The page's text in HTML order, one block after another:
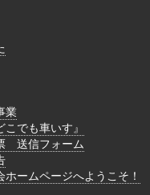
業
でも車いす』
送信フォーム
ームページへようこそ！